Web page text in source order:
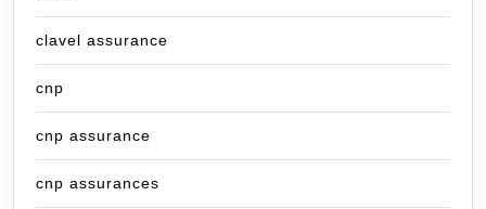
clavel assurance
cnp
cnp assurance
cnp assurances